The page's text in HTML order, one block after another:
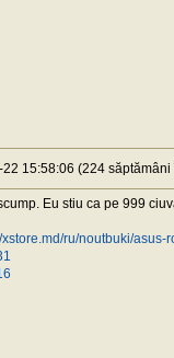
15:58:06 (224 săptămâni
Eu stiu ca pe 999
xstore.md/ru/noutbuki/